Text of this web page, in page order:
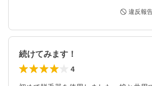
違反報
続けてみます！
4